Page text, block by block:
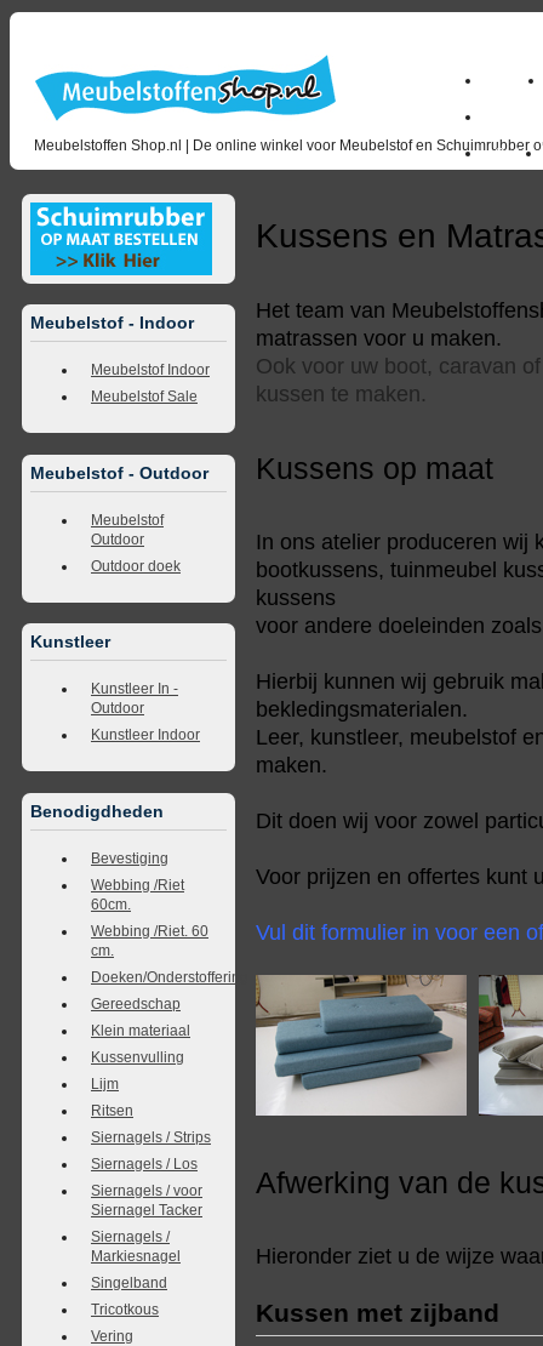
Meubelstoffen Shop.nl | De online winkel voor Meubelstof en Schuimrubber
Home
Outlet
Meubelstof - Indoor
Meubelstof Indoor
Meubelstof Sale
Meubelstof - Outdoor
Meubelstof
Outdoor
Outdoor doek
Kunstleer
Kunstleer In -
Outdoor
Kunstleer Indoor
Benodigdheden
Bevestiging
Webbing /Riet
60cm.
Webbing /Riet. 60
cm.
Doeken/Onderstoffering
Gereedschap
Klein materiaal
Kussenvulling
Lijm
Ritsen
Siernagels / Strips
Siernagels / Los
Siernagels / voor
Siernagel Tacker
Siernagels /
Markiesnagel
Singelband
Tricotkous
Vering
Kussens en
Het team van
matrassen voor u maken.
Ook voor uw boot, caravan
kussen te maken.
Kussens op maat
In ons atelier produceren wij
bootkussens, tuinmeubel
kussens
voor andere doeleinden
Hierbij kunnen wij gebruik
bekledingsmaterialen.
Leer, kunstleer, meubelstof
maken.
Dit doen wij voor zowel
Voor prijzen en offertes kunt
Vul dit formulier in voor een
Afwerking van de
Hieronder ziet u de wijze
Kussen met zijband